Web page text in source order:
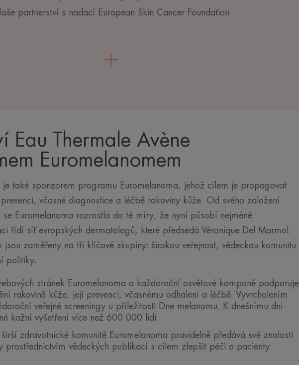
partnerství s nadací European Skin Cancer Foundation
Eau Thermale Avène
Euromelanomem
je také sponzorem programu Euromelanoma, jehož cílem je propagovat
včasné diagnostice a léčbě rakoviny kůže. Od svého založení
Euromelanoma rozrostla do té míry, že nyní působí nejméně
řídí síť evropských dermatologů, které předsedá Véronique Del Marmol.
jsou zaměřeny na tři klíčové skupiny: širokou veřejnost, vědeckou komunitu
politiky.
stránek Euromelanoma a každoroční osvětové kampaně podporuje
rakovině kůže, její prevenci, včasnému odhalení a léčbě. Vyvrcholením
veřejné screeningy u příležitosti Dne melanomu. K dnešnímu dni
kožní vyšetření více než 600 000 lidí.
zdravotnické komunitě Euromelanoma pravidelně předává své znalosti
prostřednictvím vědeckých publikací s cílem zlepšit péči o pacienty